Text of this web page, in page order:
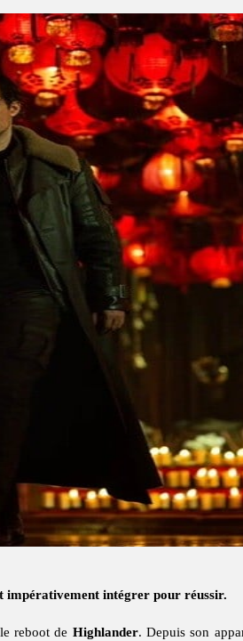
impérativement intégrer pour réussir.
reboot de Highlander. Depuis son